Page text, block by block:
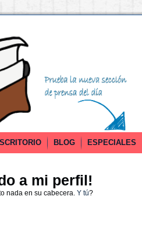
BLOG ESPECIALES
a mi perfil!
nada en su cabecera. Y tú?